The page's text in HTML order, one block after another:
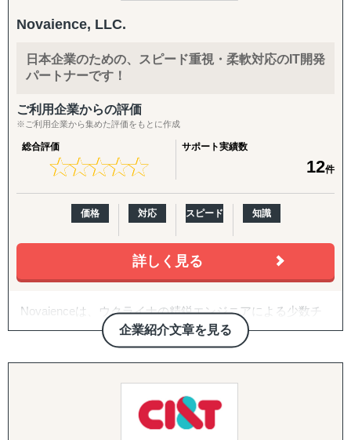
The Financial Times、Uber Eats、Vinted、Wiseなどの著名
Novaience, LLC.
日本企業のための、スピード重視・柔軟対応のIT開発
パートナーです！
ご利用企業からの評価
※ご利用企業から集めた評価をもとに作成
総合評価
★★★★★
★★★★★
サポート実績数
12件
価格 対応 スピード 知識
詳しく見る
企業紹介文章を見る
Novaienceは、ウクライナの精鋭エンジニアによる少数チ
ームで、日本企業向けにソフトウェア開発を提供するオフ
ショア開発会社です。
要件が未確定な状態からでも柔軟に立ち上がる対応力と、
最短1週間で稼働開始できるスピードを強みに、MVP構
築・業務DX・AI活用など幅広い領域を支援しています。